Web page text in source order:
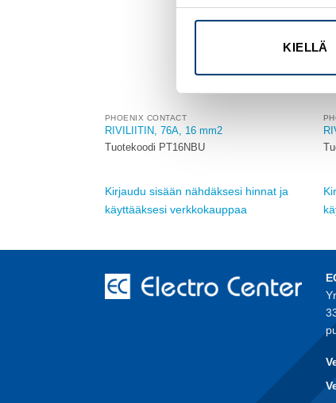
KIELLÄ
PHOENIX CONTACT
RIVILIITIN, 76A, 16 mm2
Tuotekoodi PT16NBU
Kirjaudu sisään nähdäksesi hinnat ja
käyttääksesi verkkokauppaa